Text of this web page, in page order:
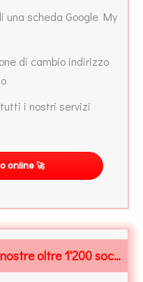
una scheda Google My
di cambio indirizzo
i nostri servizi
online 🚀
Il Pacchetto preferito dalle nostre oltre 1'200 società